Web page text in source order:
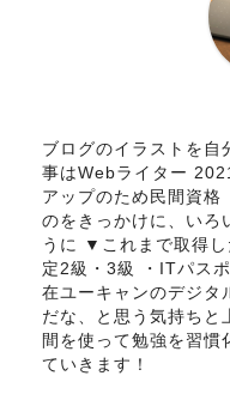
ブログのイラストを自
事はWebライター
アップのため民間資格
のをきっかけに、いろ
うに ▼これまで取得
定2級・3級 ・ITパス
在ユーキャンのデジタ
だな、と思う気持ちと
間を使って勉強を習慣
ていきます！